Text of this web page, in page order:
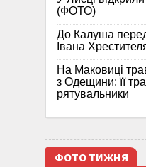
(ФОТО)
До Калуша
Івана
На Маковиці
з Одещини: її
рятувальники
ФОТО ТИЖНЯ